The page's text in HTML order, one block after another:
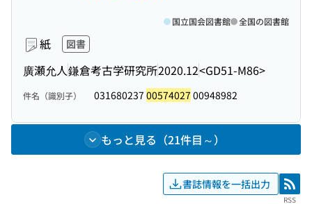
紙 図書
廣瀬允人鎌倉考古学研究所2020.12<GD51-M86>
国立国会図書館 全国の図書館
件名（識別子） 031680237 00574027 00948982
もっと見る（21件目～）
書誌情報を一括出力 RSS
RSS